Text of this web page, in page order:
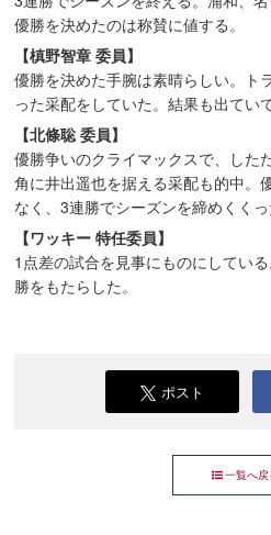
優勝を決めたのは称賛に値する。
【槙野智章 委員】
優勝を決めた手腕は素晴らしい。ト
った采配をしていた。結果も出てい
【北條聡 委員】
優勝争いのクライマックスで、した
角に井出遥也を据える采配も的中。
なく、3連勝でシーズンを締めくくっ
【ワッキー 特任委員】
1点差の試合を見事にものにしてい
勝をもたらした。
ポスト
一覧へ戻